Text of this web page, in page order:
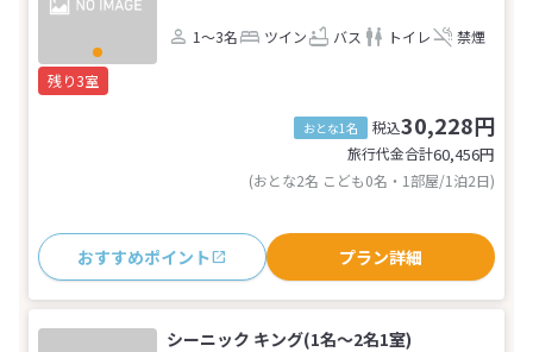
1～3名 ツイン バス トイレ 禁煙
残り3室
おとな1名 税込30,228円
旅行代金合計60,456円
(おとな2名 こども0名・1部屋/1泊2日)
おすすめポイント プラン詳細
シーニック キング(1名～2名1室)